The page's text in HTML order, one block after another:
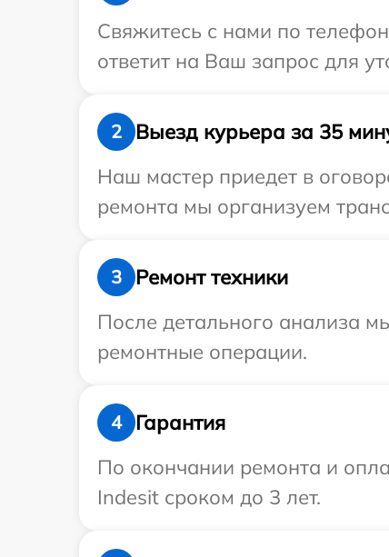
Свяжитесь с нами по
ответит на Ваш запрос для
2
Выезд курьера за 35
Наш мастер приедет в
ремонта мы организуем
3
Ремонт техники
После детального анализа
ремонтные операции.
4
Гарантия
По окончании ремонта и
Indesit сроком до 3 лет.